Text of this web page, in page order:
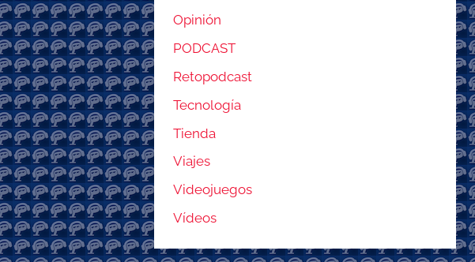
Opinión
PODCAST
Retopodcast
Tecnología
Tienda
Viajes
Videojuegos
Vídeos